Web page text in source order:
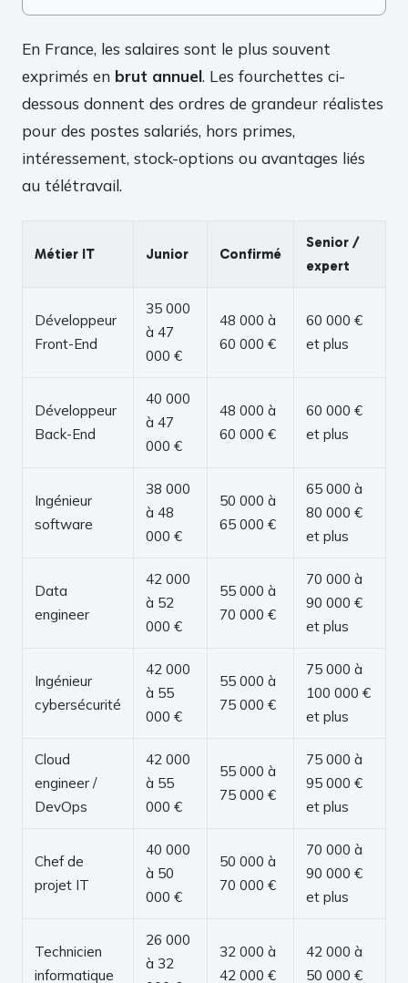
En France, les salaires sont le plus souvent
exprimés en brut annuel. Les fourchettes ci-
dessous donnent des ordres de grandeur réalistes
pour des postes salariés, hors primes,
intéressement, stock-options ou avantages liés
au télétravail.
Métier IT Junior Confirmé
Senior /
expert
Développeur
Front-End
35 000
à 47
000 €
48 000 à
60 000 €
60 000 €
et plus
Développeur
Back-End
40 000
à 47
000 €
48 000 à
60 000 €
60 000 €
et plus
Ingénieur
software
38 000
à 48
000 €
50 000 à
65 000 €
65 000 à
80 000 €
et plus
Data
engineer
42 000
à 52
000 €
55 000 à
70 000 €
70 000 à
90 000 €
et plus
Ingénieur
cybersécurité
42 000
à 55
000 €
55 000 à
75 000 €
75 000 à
100 000 €
et plus
Cloud
engineer /
DevOps
42 000
à 55
000 €
55 000 à
75 000 €
75 000 à
95 000 €
et plus
Chef de
projet IT
40 000
à 50
000 €
50 000 à
70 000 €
70 000 à
90 000 €
et plus
Technicien
informatique
26 000
à 32
32 000 à
42 000 €
42 000 à
50 000 €